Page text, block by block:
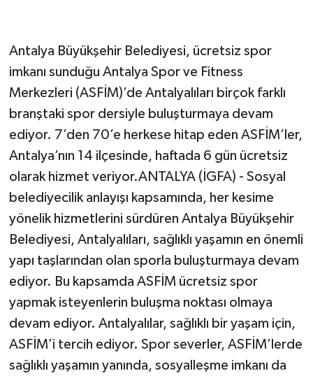
Antalya Büyükşehir Belediyesi, ücretsiz spor
imkanı sunduğu Antalya Spor ve Fitness
Merkezleri (ASFİM)’de Antalyalıları birçok farklı
branştaki spor dersiyle buluşturmaya devam
ediyor. 7’den 70’e herkese hitap eden ASFİM’ler,
Antalya’nın 14 ilçesinde, haftada 6 gün ücretsiz
olarak hizmet veriyor.ANTALYA (İGFA) - Sosyal
belediyecilik anlayışı kapsamında, her kesime
yönelik hizmetlerini sürdüren Antalya Büyükşehir
Belediyesi, Antalyalıları, sağlıklı yaşamın en önemli
yapı taşlarından olan sporla buluşturmaya devam
ediyor. Bu kapsamda ASFİM ücretsiz spor
yapmak isteyenlerin buluşma noktası olmaya
devam ediyor. Antalyalılar, sağlıklı bir yaşam için,
ASFİM’i tercih ediyor. Spor severler, ASFİM’lerde
sağlıklı yaşamın yanında, sosyalleşme imkanı da